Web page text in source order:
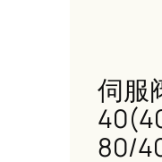
伺服
80/